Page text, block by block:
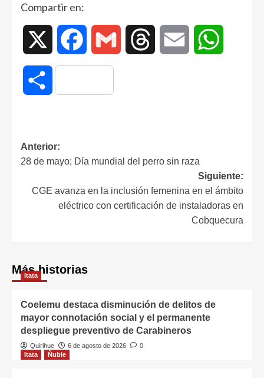
Compartir en:
Facebook Gmail Threads Email
Compartir
Anterior:
28 de mayo; Día mundial del perro sin raza
Siguiente:
CGE avanza en la inclusión femenina en el ámbito
eléctrico con certificación de instaladoras en
Cobquecura
Más historias
Itata
Coelemu destaca disminución de delitos de
mayor connotación social y el permanente
despliegue preventivo de Carabineros
Quirihue 6 de agosto de 2026
0
Itata
Ñuble